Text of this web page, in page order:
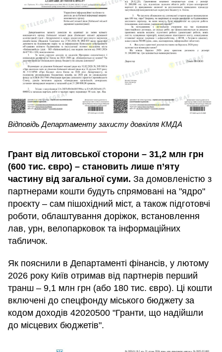
Відповідь Департаменту захисту довкілля КМДА
Грант від литовської сторони – 31,2 млн грн
(600 тис. євро) – становить лише п’яту
частину від загальної суми. За домовленістю з
партнерами кошти будуть спрямовані на "ядро"
проєкту – сам пішохідний міст, а також підготовчі
роботи, облаштування доріжок, встановлення
лав, урн, велопарковок та інформаційних
табличок.
Як пояснили в Департаменті фінансів, у лютому
2026 року Київ отримав від партнерів перший
транш – 9,1 млн грн (або 180 тис. євро). Ці кошти
включені до спецфонду міського бюджету за
кодом доходів 42020500 "Гранти, що надійшли
до місцевих бюджетів".